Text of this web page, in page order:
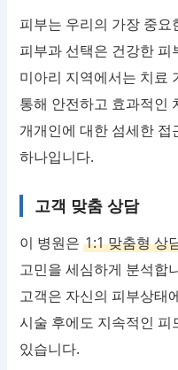
피부는 우리의 가장 중
피부과 선택은 건강한
미아리 지역에서는 치료
통해 안전하고 효과적인
개개인에 대한 섬세한
하나입니다.
고객 맞춤 상담
이 병원은1:1 맞춤형 상
고민을 세심하게 분석합
고객은 자신의 피부상태
시술 후에도 지속적인
있습니다.